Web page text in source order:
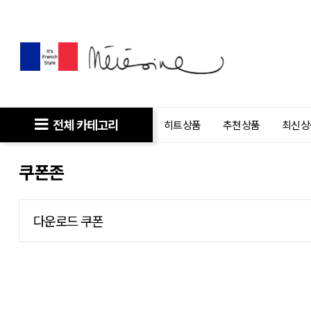
전체 카테고리 히트상품 추천상품 최신
쿠폰존
다운로드 쿠폰